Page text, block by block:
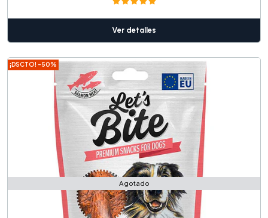
Ver detalles
¡DSCTO! -50%
Agotado